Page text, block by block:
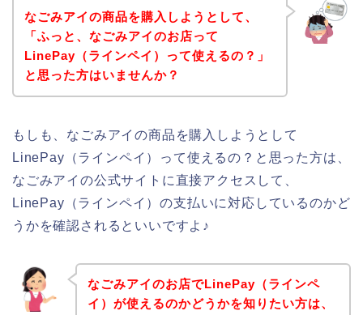
なごみアイの商品を購入しようとして、
「ふっと、なごみアイのお店って
LinePay（ラインペイ）って使えるの？」
と思った方はいませんか？
もしも、なごみアイの商品を購入しようとして
LinePay（ラインペイ）って使えるの？と思った方は、
なごみアイの公式サイトに直接アクセスして、
LinePay（ラインペイ）の支払いに対応しているのかど
うかを確認されるといいですよ♪
なごみアイのお店でLinePay（ラインペ
イ）が使えるのかどうかを知りたい方は、